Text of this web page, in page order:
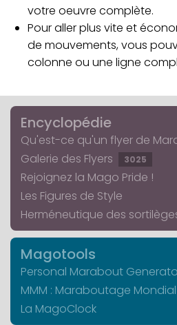
votre oeuvre complète.
Pour aller plus vite et
de mouvements, vous
colonne ou une ligne
Encyclopédie
Qu'est-ce qu'un flyer de
Galerie des Flyers
3025
Rejoignez la Mago Pride !
Les Figures de Style
Herméneutique des
Magotools
Personal Marabout
MMM : Maraboutage
La MagoClock